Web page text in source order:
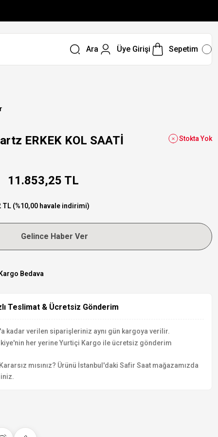
Ara Üye Girişi Sepetim
ERKEK KOL SAATİ Stokta Yok
11.853,25 TL
TL (%10,00 havale indirimi)
Gelince Haber Ver
Bedava
Teslimat & Ücretsiz Gönderim
kadar verilen siparişleriniz aynı gün kargoya verilir.
her yerine Yurtiçi Kargo ile ücretsiz gönderim
mısınız? Ürünü İstanbul'daki Safir Saat mağazamızda